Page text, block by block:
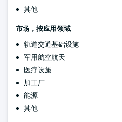
其他
市场，按应用领域
轨道交通基础设施
军用航空航天
医疗设施
加工厂
能源
其他